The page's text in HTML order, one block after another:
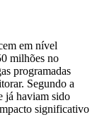
em nível
milhões no
programadas
Segundo a
já haviam sido
significativo